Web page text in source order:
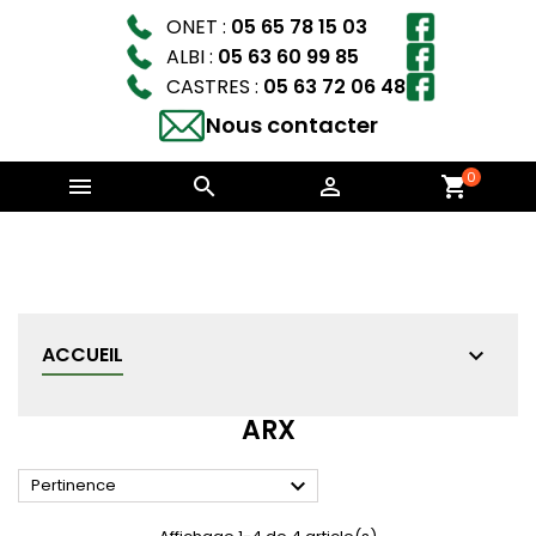
ONET : 05 65 78 15 03
ALBI : 05 63 60 99 85
CASTRES : 05 63 72 06 48
Nous contacter
   shopping_cart0
ACCUEIL
ARX
Pertinence 